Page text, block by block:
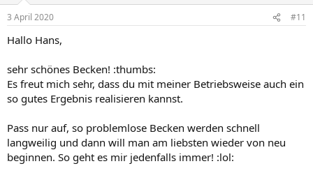
3 April 2020 #11
Hallo Hans,
sehr schönes Becken! :thumbs:
Es freut mich sehr, dass du mit meiner Betriebsweise auch ein
so gutes Ergebnis realisieren kannst.
Pass nur auf, so problemlose Becken werden schnell
langweilig und dann will man am liebsten wieder von neu
beginnen. So geht es mir jedenfalls immer! :lol: